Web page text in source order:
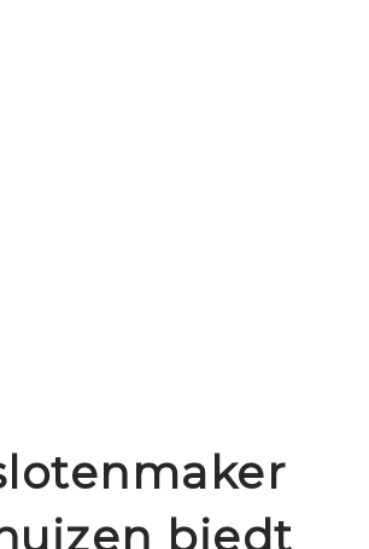
biedt